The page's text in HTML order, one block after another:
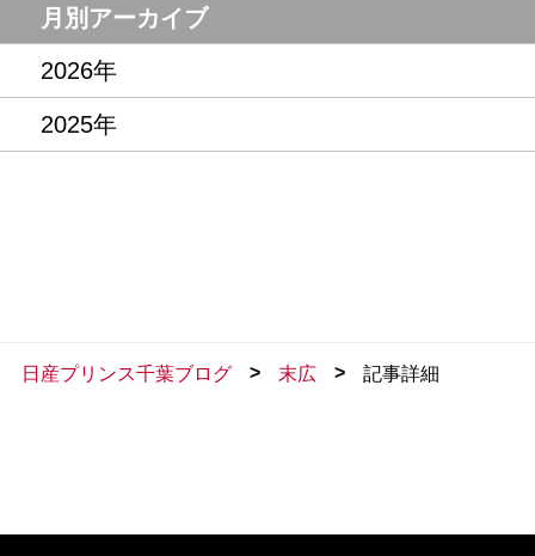
月別アーカイブ
2026年
2025年
日産プリンス千葉ブログ > 末広 > 記事詳細